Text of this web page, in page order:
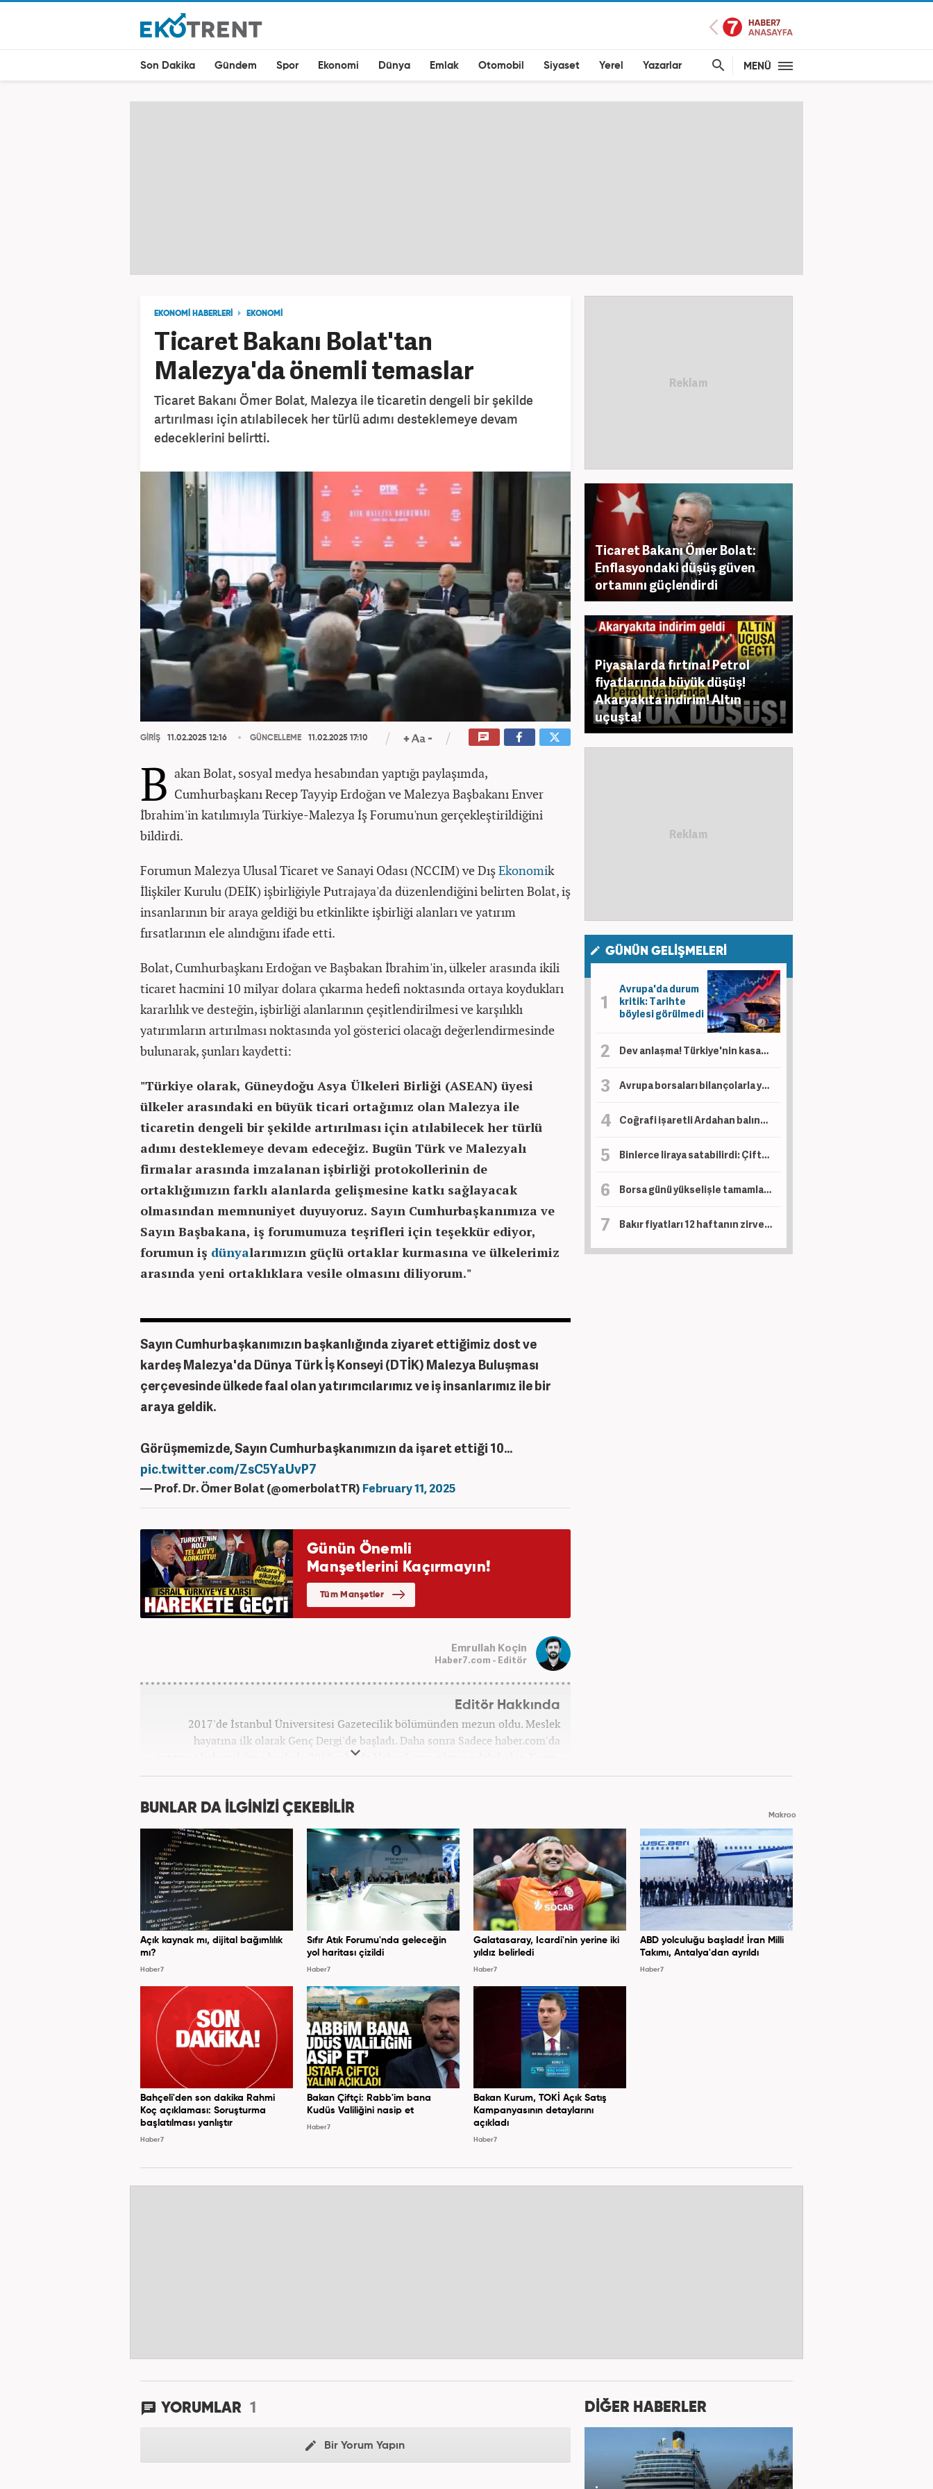
Son Dakika Gündem Spor Ekonomi Dünya Emlak Otomobil Siyaset Yerel Yazarlar MENÜ
EKONOMİ HABERLERİ EKONOMİ
Ticaret Bakanı Bolat'tan
Malezya'da önemli temaslar
Ticaret Bakanı Ömer Bolat, Malezya ile ticaretin dengeli bir şekilde
artırılması için atılabilecek her türlü adımı desteklemeye devam
edeceklerini belirtti.
GİRİŞ 11.02.2025 12:16 GÜNCELLEME 11.02.2025 17:10
B akan Bolat, sosyal medya hesabından yaptığı paylaşımda,
Cumhurbaşkanı Recep Tayyip Erdoğan ve Malezya Başbakanı Enver
İbrahim'in katılımıyla Türkiye-Malezya İş Forumu'nun gerçekleştirildiğini
bildirdi.
Forumun Malezya Ulusal Ticaret ve Sanayi Odası (NCCIM) ve DışEkonomik
İlişkiler Kurulu (DEİK) işbirliğiyle Putrajaya'da düzenlendiğini belirten Bolat, iş
insanlarının bir araya geldiği bu etkinlikte işbirliği alanları ve yatırım
fırsatlarının ele alındığını ifade etti.
Bolat, Cumhurbaşkanı Erdoğan ve Başbakan İbrahim'in, ülkeler arasında ikili
ticaret hacmini 10 milyar dolara çıkarma hedefi noktasında ortaya koydukları
kararlılık ve desteğin, işbirliği alanlarının çeşitlendirilmesi ve karşılıklı
yatırımların artırılması noktasında yol gösterici olacağı değerlendirmesinde
bulunarak, şunları kaydetti:
"Türkiye olarak, Güneydoğu Asya Ülkeleri Birliği (ASEAN) üyesi
ülkeler arasındaki en büyük ticari ortağımız olan Malezya ile
ticaretin dengeli bir şekilde artırılması için atılabilecek her türlü
adımı desteklemeye devam edeceğiz. Bugün Türk ve Malezyalı
firmalar arasında imzalanan işbirliği protokollerinin de
ortaklığımızın farklı alanlarda gelişmesine katkı sağlayacak
olmasından memnuniyet duyuyoruz. Sayın Cumhurbaşkanımıza ve
Sayın Başbakana, iş forumumuza teşrifleri için teşekkür ediyor,
forumun iş dünyalarımızın güçlü ortaklar kurmasına ve ülkelerimiz
arasında yeni ortaklıklara vesile olmasını diliyorum."
Sayın Cumhurbaşkanımızın başkanlığında ziyaret ettiğimiz dost ve
kardeş Malezya'da Dünya Türk İş Konseyi (DTİK) Malezya Buluşması
çerçevesinde ülkede faal olan yatırımcılarımız ve iş insanlarımız ile bir
araya geldik.
Görüşmemizde, Sayın Cumhurbaşkanımızın da işaret ettiği 10…
pic.twitter.com/ZsC5YaUvP7
— Prof. Dr. Ömer Bolat (@omerbolatTR) February 11, 2025
Emrullah Koçin
Haber7.com - Editör
Editör Hakkında
2017'de İstanbul Üniversitesi Gazetecilik bölümünden mezun oldu. Meslek
hayatına ilk olarak Genç Dergi'de başladı. Daha sonra Sadece haber.com'da
internet haberciliğine başladı. 2019 yılında Haber7.com ailesine dahil olan Koçin,
''Ekonomi ve Otomobil Editörü'' olarak meslek hayatına devam etmektedir.
Ticaret Bakanı Ömer Bolat:
Enflasyondaki düşüş güven
ortamını güçlendirdi
Piyasalarda fırtına! Petrol
fiyatlarında büyük düşüş!
Akaryakıta indirim! Altın
uçuşta!
GÜNÜN GELİŞMELERİ
Avrupa'da durum
kritik: Tarihte
böylesi görülmedi
Dev anlaşma! Türkiye'nin kasasına servet akacak! Bir ülkeden daha petrol sürprizi
Avrupa borsaları bilançolarla yükseldi! İngiltere negatif ayrıştı
Coğrafi işaretli Ardahan balında hasat başladı!
Binlerce liraya satabilirdi: Çiftçi ürünlerini ücretsiz dağıttı!
Borsa günü yükselişle tamamladı! En çok kazandıran belli oldu
Bakır fiyatları 12 haftanın zirvesinde!
BUNLAR DA İLGİNİZİ ÇEKEBİLİR Makroo
Açık kaynak mı, dijital bağımlılık
mı?
Haber7
Sıfır Atık Forumu'nda geleceğin
yol haritası çizildi
Haber7
Galatasaray, Icardi'nin yerine iki
yıldız belirledi
Haber7
ABD yolculuğu başladı! İran Milli
Takımı, Antalya'dan ayrıldı
Haber7
Bahçeli'den son dakika Rahmi
Koç açıklaması: Soruşturma
başlatılması yanlıştır
Haber7
Bakan Çiftçi: Rabb'im bana
Kudüs Valiliğini nasip et
Haber7
Bakan Kurum, TOKİ Açık Satış
Kampanyasının detaylarını
açıkladı
Haber7
YORUMLAR 1
Bir Yorum Yapın
DİĞER HABERLER